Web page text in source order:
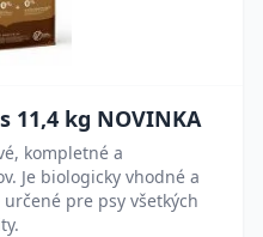
11,4 kg NOVINKA
kompletné a
Je biologicky vhodné a
pre psy všetkých